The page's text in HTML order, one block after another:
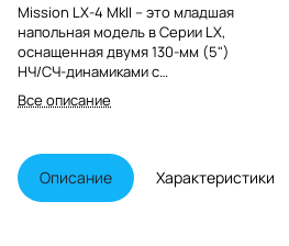
Mission LX-4 MkII – это младшая
напольная модель в Серии LX,
оснащенная двумя 130-мм (5")
НЧ/СЧ-динамиками с
композитным волоконным
диффузором и 25-мм (1.0")
твитером.
Все описание
Описание Характеристики